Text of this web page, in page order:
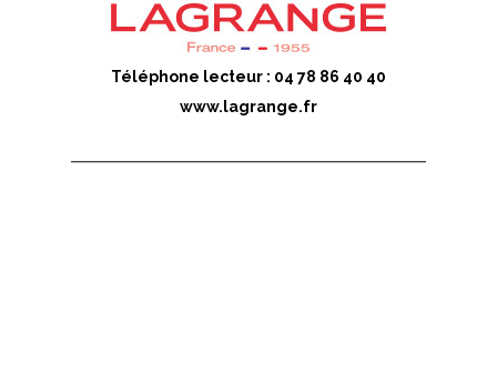
Téléphone lecteur : 04 78 86 40 40
www.lagrange.fr